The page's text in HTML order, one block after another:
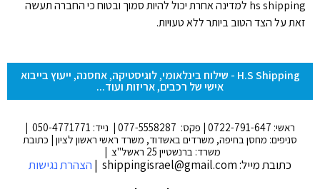
hs shipping למדינה אחרת יכול להיות סמוך ובטוח כי החברה תעשה
זאת על הצד הטוב ביותר ללא טעויות.
H.S Shipping - שילוח בינלאומי, לוגיסטיקה, אחסנה, ייעוץ בייבוא
אישי של רכבים, אריזות ועוד...
סניפים: מחסן בחיפה, משרדים באשדוד, משרד ראשי ראשון לציון | כתובת
משרד: ברנשטיין 25 ראשל"צ |
כתובת מייל: shippingisrael@gmail.com |
הצהרת נגישות